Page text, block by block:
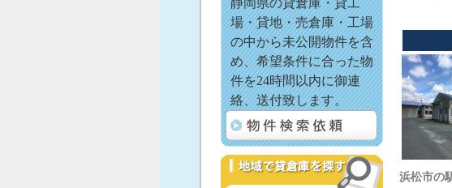
静岡県の貸倉庫・貸工
場・貸地・売倉庫・工場
の中から未公開物件を含
め、希望条件に合った物
件を24時間以内に御連
絡、送付致します。
浜松市の